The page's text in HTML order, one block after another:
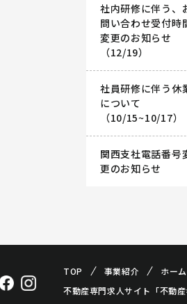
社内研修に伴う、
問い合わせ受付時
変更のお知らせ
（12/19）
社員研修に伴う休
について
（10/15~10/17）
関西支社電話番号
更のお知らせ
TOP 事業紹介
ホー
不動産専門求人サイト「不動産